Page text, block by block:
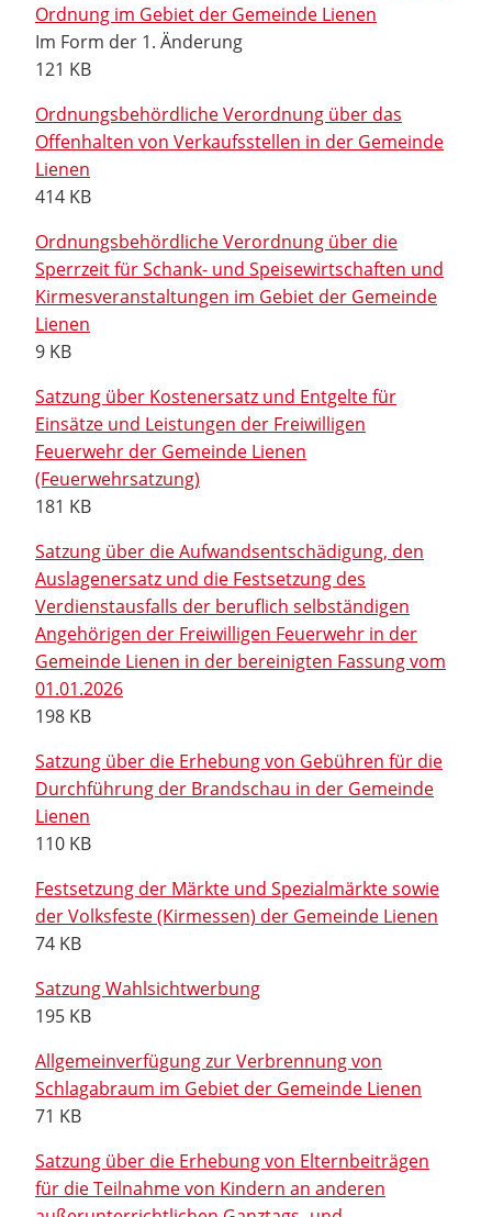
Ordnung im Gebiet der Gemeinde Lienen
Im Form der 1. Änderung
121 KB
Ordnungsbehördliche Verordnung über das
Offenhalten von Verkaufsstellen in der Gemeinde
Lienen
414 KB
Ordnungsbehördliche Verordnung über die
Sperrzeit für Schank- und Speisewirtschaften und
Kirmesveranstaltungen im Gebiet der Gemeinde
Lienen
9 KB
Satzung über Kostenersatz und Entgelte für
Einsätze und Leistungen der Freiwilligen
Feuerwehr der Gemeinde Lienen
(Feuerwehrsatzung)
181 KB
Satzung über die Aufwandsentschädigung, den
Auslagenersatz und die Festsetzung des
Verdienstausfalls der beruflich selbständigen
Angehörigen der Freiwilligen Feuerwehr in der
Gemeinde Lienen in der bereinigten Fassung vom
01.01.2026
198 KB
Satzung über die Erhebung von Gebühren für die
Durchführung der Brandschau in der Gemeinde
Lienen
110 KB
Festsetzung der Märkte und Spezialmärkte sowie
der Volksfeste (Kirmessen) der Gemeinde Lienen
74 KB
Satzung Wahlsichtwerbung
195 KB
Allgemeinverfügung zur Verbrennung von
Schlagabraum im Gebiet der Gemeinde Lienen
71 KB
Satzung über die Erhebung von Elternbeiträgen
für die Teilnahme von Kindern an anderen